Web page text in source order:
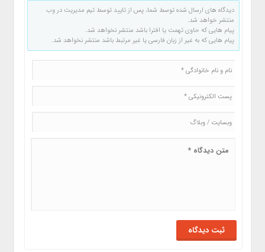
دیدگاه های ارسال شده توسط شما، پس از تایید توسط تیم مدیریت در وب
منتشر خواهد شد.
پیام هایی که حاوی تهمت یا افترا باشد منتشر نخواهد شد.
پیام هایی که به غیر از زبان فارسی یا غیر مرتبط باشد منتشر نخواهد شد.